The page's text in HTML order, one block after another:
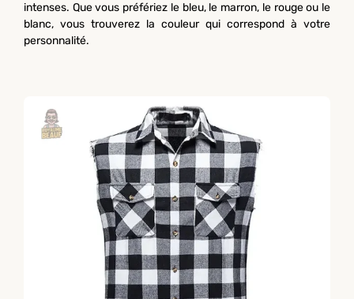
intenses. Que vous préfériez le bleu, le marron, le rouge ou le
blanc, vous trouverez la couleur qui correspond à votre
personnalité.